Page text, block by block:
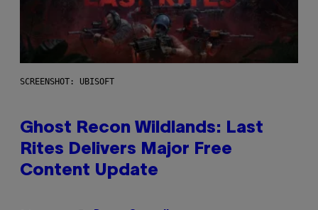
SCREENSHOT: UBISOFT
Ghost Recon Wildlands: Last
Rites Delivers Major Free
Content Update